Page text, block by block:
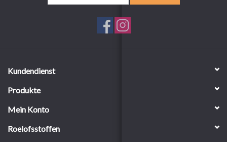
Kundendienst
Produkte
Mein Konto
Roelofsstoffen